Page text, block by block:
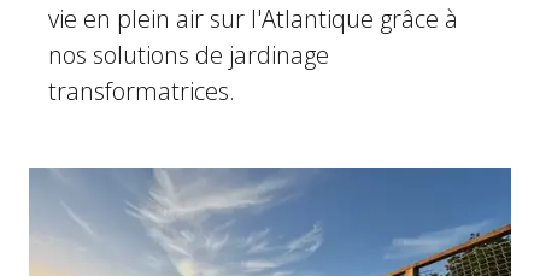
vie en plein air sur l'Atlantique grâce à
nos solutions de jardinage
transformatrices.